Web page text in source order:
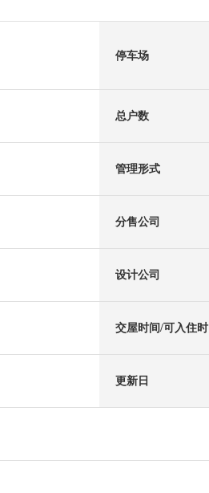
停车场
总户数
管理形式
分售公司
设计公司
交屋时间/可入住时
更新日